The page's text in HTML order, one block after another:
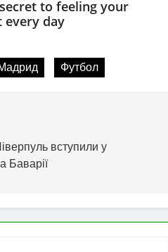
Футбол
вступили у
Баварії